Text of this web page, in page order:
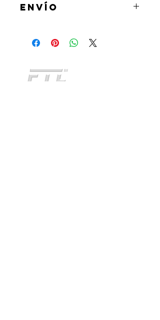
ENVÍO
seleccionar la opcion de retirar el
producto en tienda u optar por la
Andreani o Correo Argentino.